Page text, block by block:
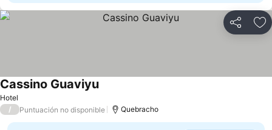
Compartir
Hotel
Cassino GuaviyuVer precios
/ Puntuación no disponible Quebracho